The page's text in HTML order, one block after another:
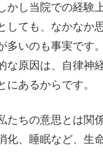
かし当院での経験
しても、なかなか
多いのも事実です
な原因は、自律神
にあるからです。
たちの意思とは関
化、睡眠など、生